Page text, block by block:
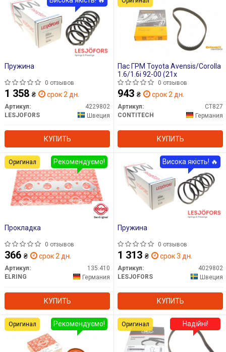
Пружина
0 отзывов
1 358 ₴ срок 2 дн.
Артикул:
4229802
LESJOFORS
Швеция
КУПИТЬ
Пас ГРМ Toyota Avensis/Corolla
1.6/1.6i 92-00 (21x
0 отзывов
943 ₴ срок 2 дн.
Артикул:
CT827
CONTITECH
Германия
КУПИТЬ
Прокладка
0 отзывов
366 ₴ срок 2 дн.
Артикул:
135.410
ELRING
Германия
КУПИТЬ
Рекомендуємо!
Оригинал
Пружина
0 отзывов
1 313 ₴ срок 3 дн.
Артикул:
4029802
LESJOFORS
Швеция
КУПИТЬ
Висока якість! 🔥
Рекомендуємо!
Оригинал Надійні!
Оригинал